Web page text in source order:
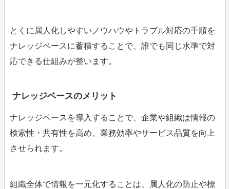
とくに属人化しやすいノウハウやトラブル対応の手順を
ナレッジベースに蓄積することで、誰でも同じ水準で対
応できる仕組みが整います。
ナレッジベースのメリット
ナレッジベースを導入することで、企業や組織は情報の
検索性・共有性を高め、業務効率やサービス品質を向上
させられます。
組織全体で情報を一元化することは、属人化の防止や標